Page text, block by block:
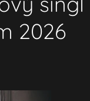
2026